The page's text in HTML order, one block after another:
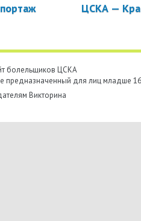
ЦСКА —
болельщиков ЦСКА
предназначенный для лиц младше
Викторина